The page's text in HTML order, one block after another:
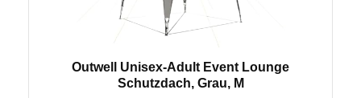
Outwell Unisex-Adult Event Lounge
Schutzdach, Grau, M